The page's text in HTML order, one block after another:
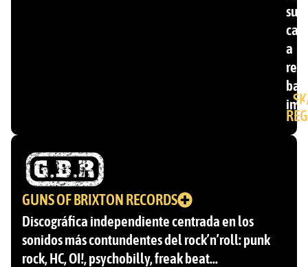
su
a
GUNS OF BRIXTON RECORDS
Discográfica independiente centrada en los
sonidos más contundentes del rock’n’roll: punk
rock, HC, OI!, psychobilly, freak beat…